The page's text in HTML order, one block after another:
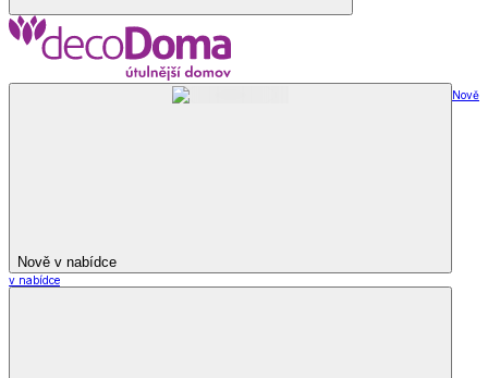
Nově v nabídce
Nově
v nabídce